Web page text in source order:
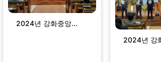
2024년 강화중앙...
2024년 강